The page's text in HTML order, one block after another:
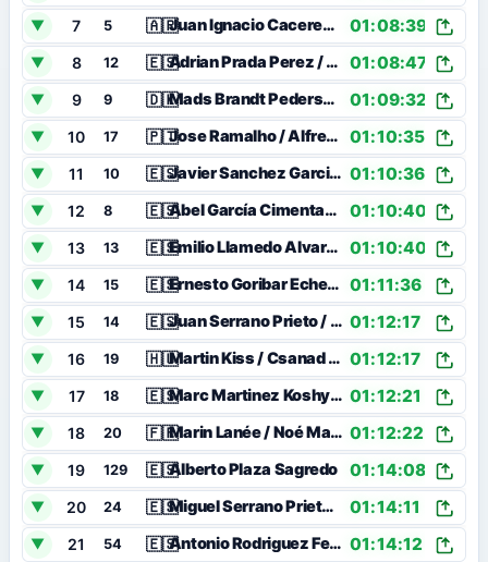
▼ 7 5 🇦🇷 Juan Ignacio Caceres / Pedro Agustin Ratto 01:08:39
▼ 8 12 🇪🇸 Adrian Prada Perez / Brais Sanchez Novelle 01:08:47
▼ 9 9 🇩🇰 Mads Brandt Pedersen / Philip Knudsen 01:09:32
▼ 10 17 🇵🇹 Jose Ramalho / Alfredo Gaiolas Faria 01:10:35
▼ 11 10 🇪🇸 Javier Sanchez Garcia / Nelson Roberto Geringer Sallette 01:10:36
▼ 12 8 🇪🇸 Abel García Cimentada / Manuel Garaycoechea 01:10:40
▼ 13 13 🇪🇸 Emilio Llamedo Alvarez / Miguel Fernandez Castañon 01:10:40
▼ 14 15 🇪🇸 Ernesto Goribar Echevarria / Pelayo Roza Fonticiella 01:11:36
▼ 15 14 🇪🇸 Juan Serrano Prieto / Daniel Estebanez Santiago 01:12:17
▼ 16 19 🇭🇺 Martin Kiss / Csanad Sellyei 01:12:17
▼ 17 18 🇪🇸 Marc Martinez Koshytska / Mario Masia Tristante 01:12:21
▼ 18 20 🇫🇷 Marin Lanée / Noé Martin 01:12:22
▼ 19 129 🇪🇸Alberto Plaza Sagredo 01:14:08
▼ 20 24 🇪🇸 Miguel Serrano Prieto / Rubén Rodríguez Gil 01:14:11
▼ 21 54 🇪🇸 Antonio Rodriguez Fernandez / Andres Cangas Soto 01:14:12